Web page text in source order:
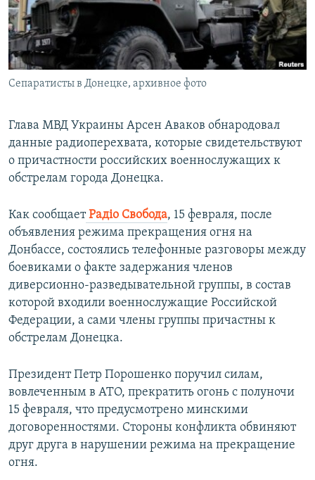
ПОБЕДИТЕЛЕЙ НЕ СУДЯТ?
КРЫМ.НЕПОКОРЕННЫЙ
ELIFBE
УКРАИНСКАЯ ПРОБЛЕМА КРЫМА
ПРИСОЕДИНЯЙТЕСЬ!
Сепаратисты в Донецке, архивное фото
Глава МВД Украины Арсен Аваков обнародовал
данные радиоперехвата, которые свидетельствуют
о причастности российских военнослужащих к
обстрелам города Донецка.
Как сообщаетРадіо Свобода, 15 февраля, после
объявления режима прекращения огня на
Донбассе, состоялись телефонные разговоры между
боевиками о факте задержания членов
диверсионно-разведывательной группы, в состав
которой входили военнослужащие Российской
Федерации, а сами члены группы причастны к
обстрелам Донецка.
Президент Петр Порошенко поручил силам,
вовлеченным в АТО, прекратить огонь с полуночи
15 февраля, что предусмотрено минскими
договоренностями. Стороны конфликта обвиняют
друг друга в нарушении режима на прекращение
огня.